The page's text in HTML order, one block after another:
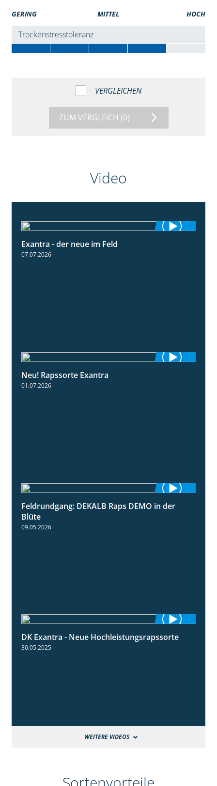
GERING MITTEL HOCH
Trockenstresstoleranz
VERGLEICHEN
ZUM VERGLEICH (0)
Video
Exantra - der neue im Feld
07.07.2026
Neu! Rapssorte Exantra
01.07.2026
2:37
Feldrundgang: DEKALB Raps DEMO in der
Blüte
09.05.2026
2:15
DK Exantra - Neue Hochleistungsrapssorte
30.05.2025
WEITERE VIDEOS